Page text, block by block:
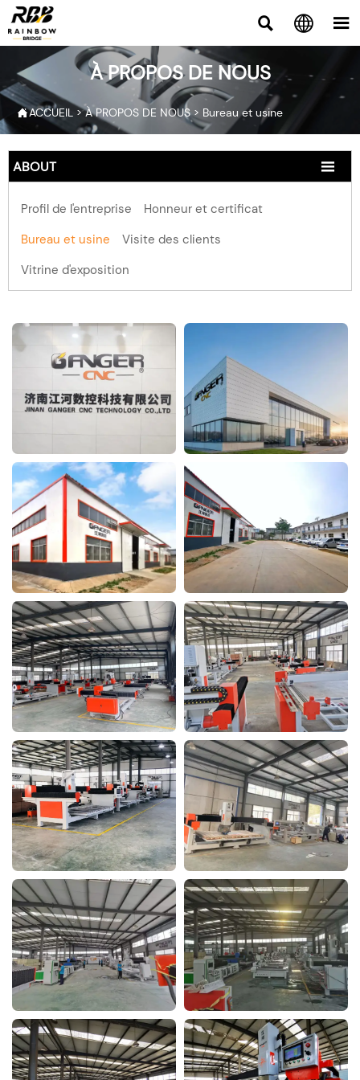
  
À PROPOS DE NOUS
ACCUEIL >À PROPOS DE NOUS> Bureau et usine
ABOUT 
Profil de l'entreprise
Honneur et certificat
Bureau et usine
Visite des clients
Vitrine d'exposition